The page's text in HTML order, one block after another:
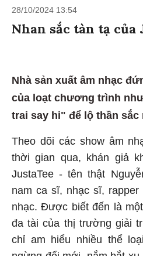
28/10/2024 13:54
Nhan sắc tàn tạ của
Nhà sản xuất âm nhạc
của loạt chương trình
trai say hi" để lộ thần sắc
Theo dõi các show âm
thời gian qua, khán giả
JustaTee - tên thật
nam ca sĩ, nhạc sĩ, rapper
nhạc. Được biết đến là
đa tài của thị trường giải
chỉ am hiểu nhiều thể